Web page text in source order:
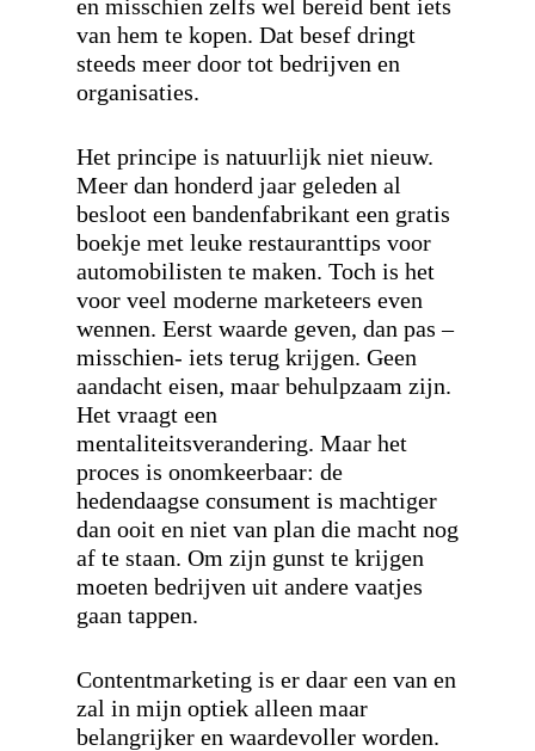
en misschien zelfs wel bereid bent iets
van hem te kopen. Dat besef dringt
steeds meer door tot bedrijven en
organisaties.
Het principe is natuurlijk niet nieuw.
Meer dan honderd jaar geleden al
besloot een bandenfabrikant een gratis
boekje met leuke restauranttips voor
automobilisten te maken. Toch is het
voor veel moderne marketeers even
wennen. Eerst waarde geven, dan pas –
misschien- iets terug krijgen. Geen
aandacht eisen, maar behulpzaam zijn.
Het vraagt een
mentaliteitsverandering. Maar het
proces is onomkeerbaar: de
hedendaagse consument is machtiger
dan ooit en niet van plan die macht nog
af te staan. Om zijn gunst te krijgen
moeten bedrijven uit andere vaatjes
gaan tappen.
Contentmarketing is er daar een van en
zal in mijn optiek alleen maar
belangrijker en waardevoller worden.